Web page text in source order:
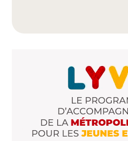
Scène tout le week end à Croix
Voice Shaker vous invite à
d’existence samedi soir à
Change ! ♪☼♫♫♪